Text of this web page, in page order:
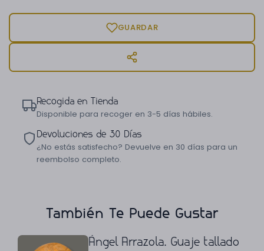
GUARDAR
Recogida en Tienda
Disponible para recoger en 3-5 días hábiles.
Devoluciones de 30 Días
¿No estás satisfecho? Devuelve en 30 días para un
reembolso completo.
También Te Puede Gustar
Ángel Arrazola. Guaje tallado